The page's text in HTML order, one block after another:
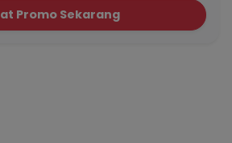
Promo Sekarang